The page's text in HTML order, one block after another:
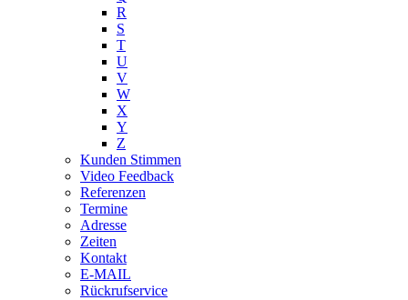
R
S
T
U
V
W
X
Y
Z
Kunden Stimmen
Video Feedback
Referenzen
Termine
Adresse
Zeiten
Kontakt
E-MAIL
Rückrufservice